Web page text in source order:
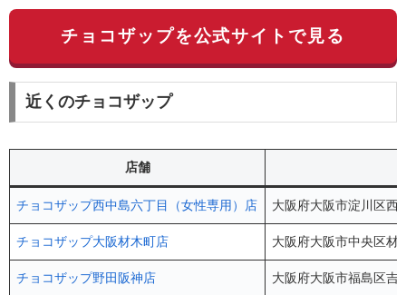
チョコザップを公式サイトで見る
近くのチョコザップ
店舗
チョコザップ西中島六丁目（女性専用）店 大阪府大阪市淀川区西
チョコザップ大阪材木町店 大阪府大阪市中央区材
チョコザップ野田阪神店 大阪府大阪市福島区吉